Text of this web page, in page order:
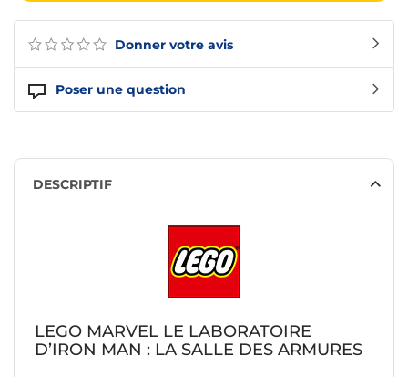
Donner votre avis
Poser une question
DESCRIPTIF
LEGO MARVEL LE LABORATOIRE
D’IRON MAN : LA SALLE DES ARMURES